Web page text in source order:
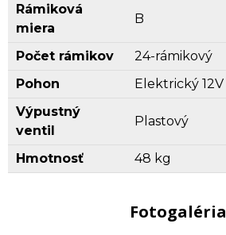
Rámiková
miera
B
Počet rámikov
24-rámikový
Pohon
Elektrický 12V
Výpustný
ventil
Plastový
Hmotnosť 48 kg
Fotogaléria